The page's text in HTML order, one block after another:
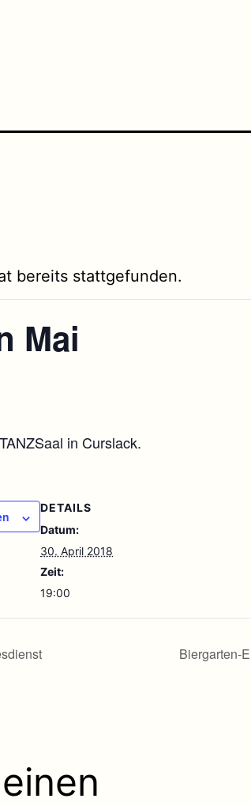
bereits stattgefunden.
Mai
in Curslack.
DETAILS
Datum:
30. April 2018
Zeit:
19:00
Biergarten-